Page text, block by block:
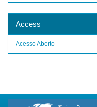
Access
Acesso Aberto